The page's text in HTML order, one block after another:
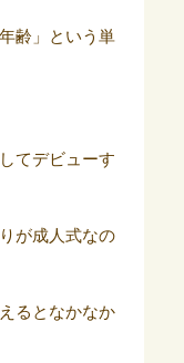
齢」という単
てデビューす
が成人式なの
るとなかなか